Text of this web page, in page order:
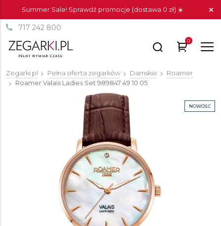
Summer Sale! Sprawdź promocje (dostawa 0 zł) ☀️
717 242 800
0
Zegarki.pl Pełna oferta zegarków Damskie
Roamer
Roamer Valais Ladies Set 989847 49 10 05
NOWOŚĆ